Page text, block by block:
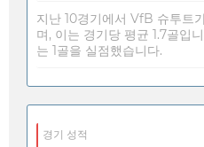
지난 10경기에서 VfB 슈투트
며, 이는 경기당 평균 1.7골입
는 1골을 실점했습니다.
경기 성적